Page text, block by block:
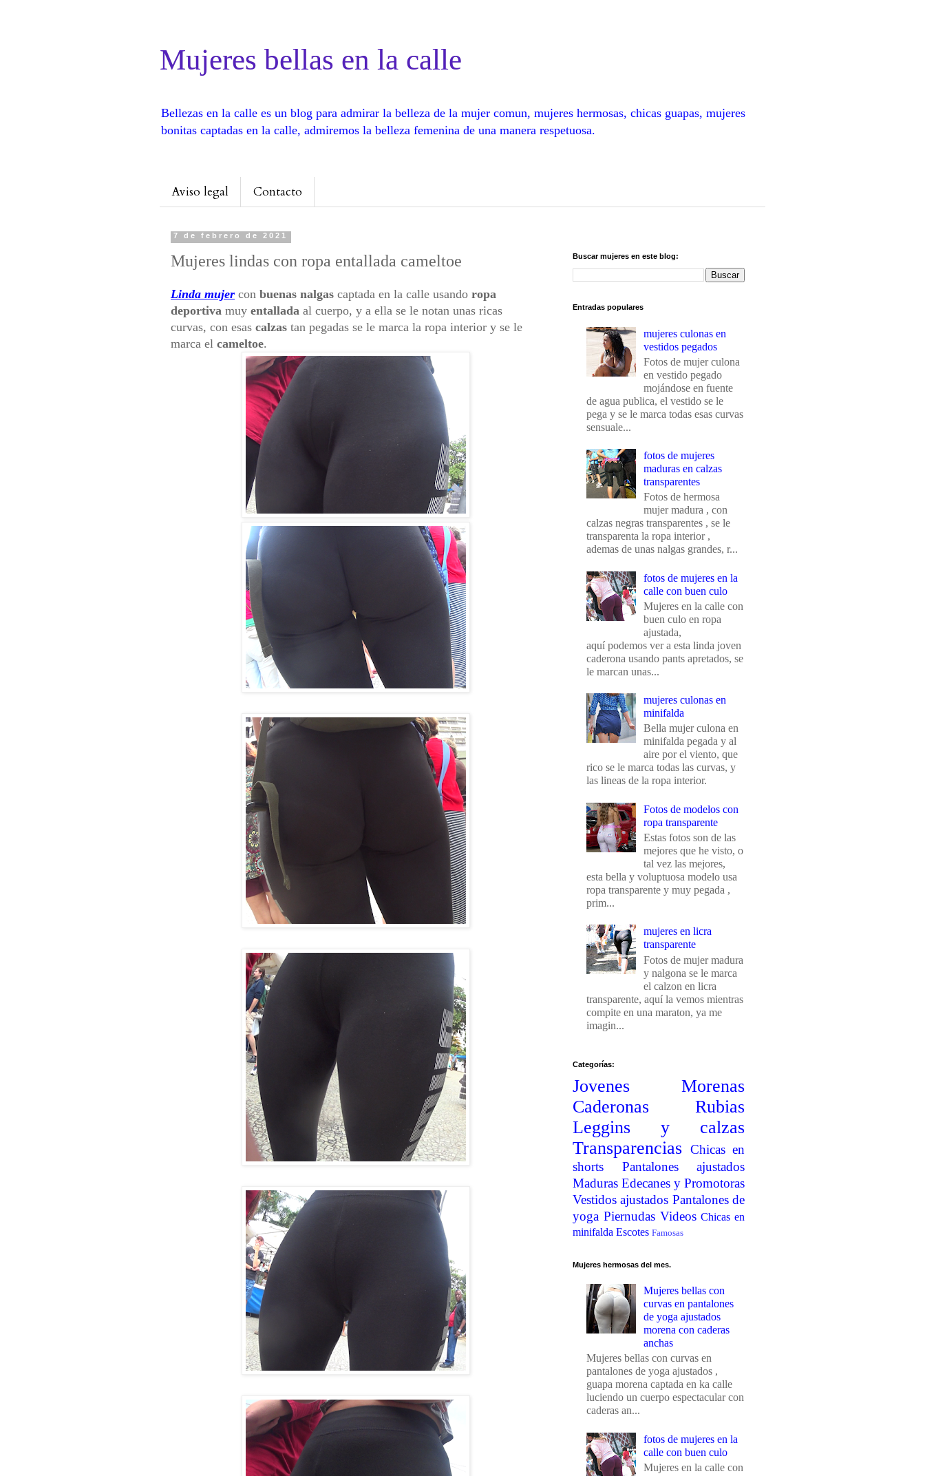
Mujeres bellas en la calle
Bellezas en la calle es un blog para admirar la belleza de la mujer comun, mujeres hermosas, chicas guapas, mujeres
bonitas captadas en la calle, admiremos la belleza femenina de una manera respetuosa.
Aviso legal Contacto
7 de febrero de 2021
Mujeres lindas con ropa entallada cameltoe
Linda mujer con buenas nalgas captada en la calle usando ropa
deportiva muy entallada al cuerpo, y a ella se le notan unas ricas
curvas, con esas calzas tan pegadas se le marca la ropa interior y se le
marca el cameltoe.
Buscar mujeres en este blog:
Entradas populares
mujeres culonas en
vestidos pegados
Fotos de mujer culona
en vestido pegado
mojándose en fuente
de agua publica, el vestido se le
pega y se le marca todas esas curvas
sensuale...
fotos de mujeres
maduras en calzas
transparentes
Fotos de hermosa
mujer madura , con
calzas negras transparentes , se le
transparenta la ropa interior ,
ademas de unas nalgas grandes, r...
fotos de mujeres en la
calle con buen culo
Mujeres en la calle con
buen culo en ropa
ajustada,
aquí podemos ver a esta linda joven
caderona usando pants apretados, se
le marcan unas...
mujeres culonas en
minifalda
Bella mujer culona en
minifalda pegada y al
aire por el viento, que
rico se le marca todas las curvas, y
las lineas de la ropa interior.
Fotos de modelos con
ropa transparente
Estas fotos son de las
mejores que he visto, o
tal vez las mejores,
esta bella y voluptuosa modelo usa
ropa transparente y muy pegada ,
prim...
mujeres en licra
transparente
Fotos de mujer madura
y nalgona se le marca
el calzon en licra
transparente, aquí la vemos mientras
compite en una maraton, ya me
imagin...
Categorías:
Jovenes
Morenas
Caderonas
Rubias
Leggins y calzas
Transparencias Chicas en
shorts
Pantalones ajustados
Maduras Edecanes y Promotoras
Vestidos ajustados Pantalones de
yoga Piernudas Videos Chicas en
minifalda Escotes Famosas
Mujeres hermosas del mes.
Mujeres bellas con
curvas en pantalones
de yoga ajustados
morena con caderas
anchas
Mujeres bellas con curvas en
pantalones de yoga ajustados ,
guapa morena captada en ka calle
luciendo un cuerpo espectacular con
caderas an...
fotos de mujeres en la
calle con buen culo
Mujeres en la calle con